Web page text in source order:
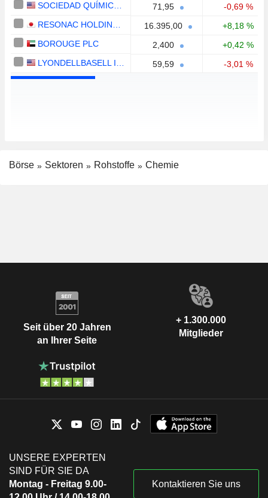
SOCIEDAD QUÍMICA Y MINERA DE CHILE S.A.
71,95
-0,69 %
RESONAC HOLDINGS CORPORATION
16.395,00
+8,18 %
BOROUGE PLC
2,400
+0,42 %
LYONDELLBASELL INDUSTRIES N.V.
59,59 -3,01 %
Börse Sektoren Rohstoffe Chemie
Seit über 20 Jahren
an Ihrer Seite
+ 1.300.000
Mitglieder
UNSERE EXPERTEN
SIND FÜR SIE DA
Montag - Freitag 9.00-
Kontaktieren Sie uns